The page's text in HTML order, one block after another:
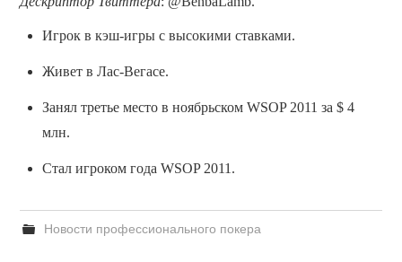
Игрок в кэш-игры с высокими ставками.
Живет в Лас-Вегасе.
Занял третье место в ноябрьском WSOP 2011 за $ 4
млн.
Стал игроком года WSOP 2011.
Новости профессионального покера